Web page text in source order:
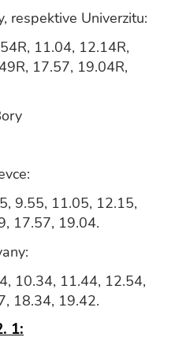
respektive Univerzitu:
11.04, 12.14R,
17.57, 19.04R,
9.55, 11.05, 12.15,
17.57, 19.04.
10.34, 11.44, 12.54,
18.34, 19.42.
1: